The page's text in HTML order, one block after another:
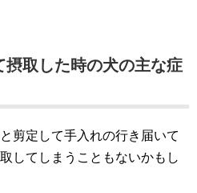
取した時の犬の主な症
剪定して手入れの行き届いて
してしまうこともないかもし